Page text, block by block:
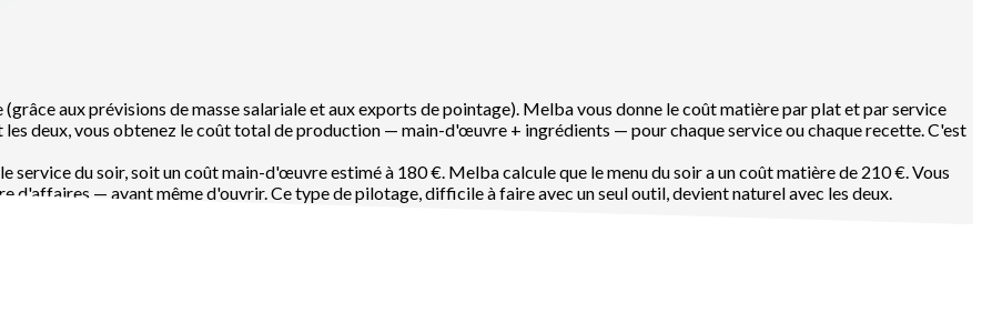
aux prévisions de masse salariale et aux exports de pointage). Melba vous donne le coût matière par plat et par service
les deux, vous obtenez le coût total de production — main-d'œuvre + ingrédients — pour chaque service ou chaque recette. C'est
service du soir, soit un coût main-d'œuvre estimé à 180 €. Melba calcule que le menu du soir a un coût matière de 210 €. Vous
d'affaires — avant même d'ouvrir. Ce type de pilotage, difficile à faire avec un seul outil, devient naturel avec les deux.